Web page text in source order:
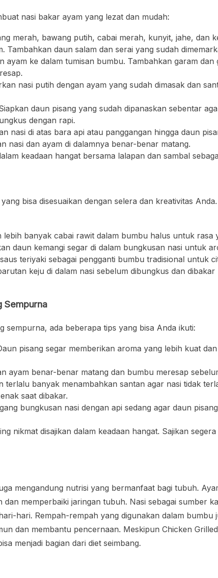
nasi bakar ayam yang lezat dan mudah:
merah, bawang putih, cabai merah, kunyit, jahe, dan
Tambahkan daun salam dan serai yang sudah
ayam ke dalam tumisan bumbu. Tambahkan garam
nasi putih dengan ayam yang sudah dimasak dan
daun pisang yang sudah dipanaskan sebentar
dengan rapi.
nasi di atas bara api atau panggangan hingga daun
nasi dan ayam di dalamnya benar-benar matang.
keadaan hangat bersama lalapan dan sambal
bisa disesuaikan dengan selera dan kreativitas
lebih banyak cabai rawit dalam bumbu halus untuk rasa
daun kemangi segar di dalam bungkusan nasi untuk
teriyaki sebagai pengganti bumbu tradisional untuk
keju di dalam nasi sebelum dibungkus dan
Sempurna
sempurna, ada beberapa tips yang bisa Anda ikuti:
pisang segar memberikan aroma yang lebih kuat
ayam benar-benar matang dan bumbu meresap
terlalu banyak menambahkan santan agar nasi tidak
saat dibakar.
bungkusan nasi dengan api sedang agar daun
nikmat disajikan dalam keadaan hangat. Sajikan
mengandung nutrisi yang bermanfaat bagi tubuh.
memperbaiki jaringan tubuh. Nasi sebagai sumber
hari. Rempah-rempah yang digunakan dalam bumbu
dan membantu pencernaan. Meskipun Chicken
menjadi bagian dari diet seimbang.